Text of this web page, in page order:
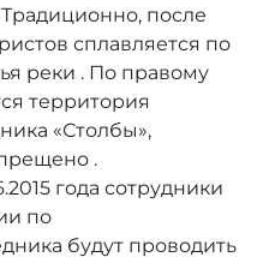
после
сплавляется по
реки . По правому
территория
«Столбы»,
.
года сотрудники
по
будут проводить